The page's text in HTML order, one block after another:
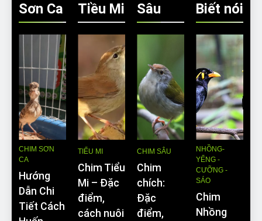
Sơn Ca
CHIM SƠN
CA
Hướng
Dẫn Chi
Tiết Cách
Tiều Mi
TIỂU MI
Chim Tiểu
Mi – Đặc
điểm,
cách nuôi
Sâu
CHIM SÂU
Chim
chích:
Đặc
điểm,
Biết nói
NHỒNG-
YỂNG -
CƯỠNG -
SÁO
Chim
Nhồng